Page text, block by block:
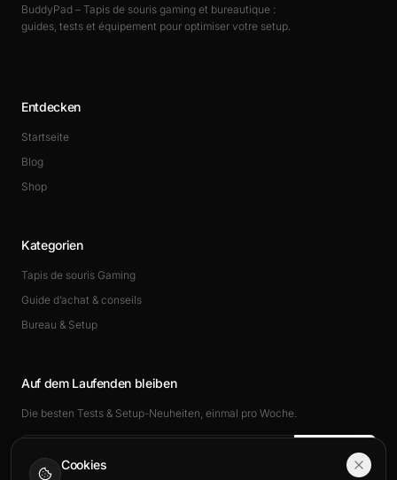
BuddyPad – Tapis de souris gaming et bureautique :
guides, tests et équipement pour optimiser votre setup.
Entdecken
Startseite
Blog
Shop
Kategorien
Tapis de souris Gaming
Guide d’achat & conseils
Bureau & Setup
Auf dem Laufenden bleiben
Die besten Tests & Setup-Neuheiten, einmal pro Woche.
Abonnieren
Cookies